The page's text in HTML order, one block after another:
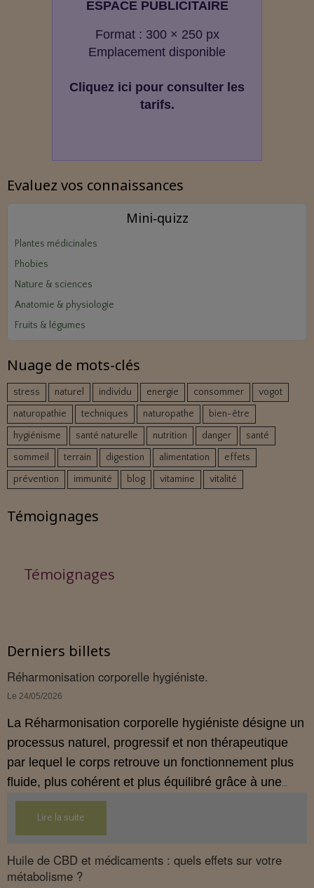
ESPACE PUBLICITAIRE
Format : 300 × 250 px
Emplacement disponible
Cliquez ici pour consulter les
tarifs.
Evaluez vos connaissances
Mini‑quizz
Plantes médicinales
Phobies
Nature & sciences
Anatomie & physiologie
Fruits & légumes
Nuage de mots-clés
stress naturel individu energie consommer
vogot
naturopathie
techniques naturopathe
bien-être
hygiénisme
santé naturelle nutrition danger
santé
sommeil
terrain digestion alimentation
effets
prévention
immunité blog vitamine vitalité
Témoignages
Témoignages
Derniers billets
Réharmonisation corporelle hygiéniste.
Le 24/05/2026
La Réharmonisation corporelle hygiéniste désigne un
processus naturel, progressif et non thérapeutique
par lequel le corps retrouve un fonctionnement plus
fluide, plus cohérent et plus équilibré grâce à une
hygiène de vie adaptée.
Lire la suite
Huile de CBD et médicaments : quels effets sur votre
métabolisme ?